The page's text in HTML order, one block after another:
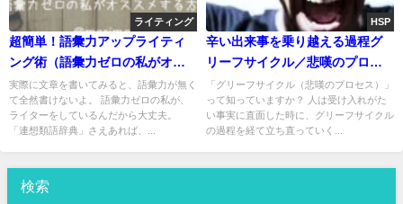
ライティング
超簡単！語彙力アップライティ
ング術（語彙力ゼロの私がオス
スメする方法）
実際に文章を書いてみると、語彙力が無く
て全然書けないよ。 語彙力ゼロの私が、
ライターをしているんだから大丈夫。
「連想類語辞典」さえあれば、...
HSP
辛い出来事を乗り越える過程グ
リーフサイクル／悲嘆のプロセ
スって何？
「グリーフサイクル（悲嘆のプロセス）」
って知っていますか？ 人は受け入れがた
い事実に直面した時に、グリーフサイクル
の過程を経て立ち直っていく...
検索